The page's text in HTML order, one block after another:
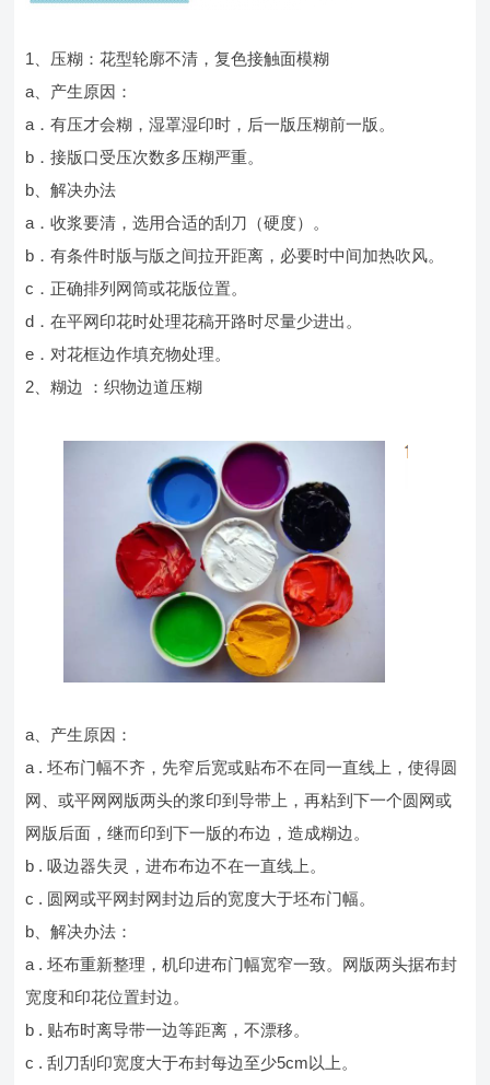
1、压糊：花型轮廓不清，复色接触面模糊
a、产生原因：
a．有压才会糊，湿罩湿印时，后一版压糊前一版。
b．接版口受压次数多压糊严重。
b、解决办法
a．收浆要清，选用合适的刮刀（硬度）。
b．有条件时版与版之间拉开距离，必要时中间加热吹风。
c．正确排列网筒或花版位置。
d．在平网印花时处理花稿开路时尽量少进出。
e．对花框边作填充物处理。
2、糊边 ：织物边道压糊
a、产生原因：
a . 坯布门幅不齐，先窄后宽或贴布不在同一直线上，使得圆
网、或平网网版两头的浆印到导带上，再粘到下一个圆网或
网版后面，继而印到下一版的布边，造成糊边。
b . 吸边器失灵，进布布边不在一直线上。
c . 圆网或平网封网封边后的宽度大于坯布门幅。
b、解决办法：
a . 坯布重新整理，机印进布门幅宽窄一致。网版两头据布封
宽度和印花位置封边。
b . 贴布时离导带一边等距离，不漂移。
c . 刮刀刮印宽度大于布封每边至少5cm以上。